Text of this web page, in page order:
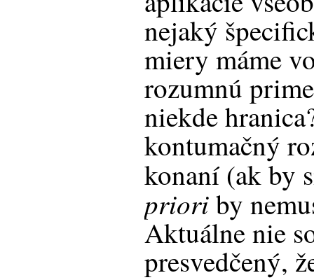
nejaký
miery máme
rozumnú
niekde
kontumačný
konaní (ak by
prioriby
Aktuálne nie
presvedčený,